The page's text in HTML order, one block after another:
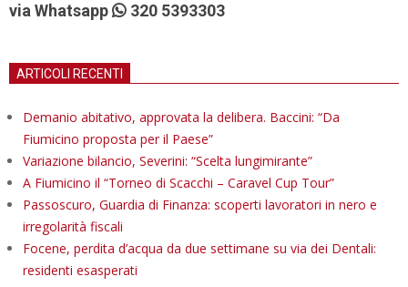
via Whatsapp
320 5393303
ARTICOLI RECENTI
Demanio abitativo, approvata la delibera. Baccini: “Da
Fiumicino proposta per il Paese”
Variazione bilancio, Severini: “Scelta lungimirante”
A Fiumicino il “Torneo di Scacchi – Caravel Cup Tour”
Passoscuro, Guardia di Finanza: scoperti lavoratori in nero e
irregolarità fiscali
Focene, perdita d’acqua da due settimane su via dei Dentali:
residenti esasperati